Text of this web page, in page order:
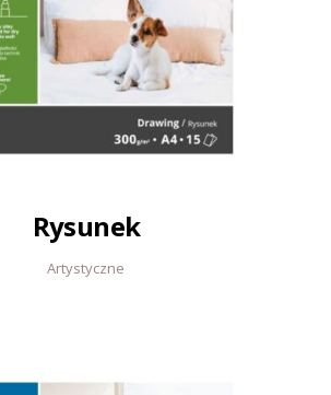
Rysunek
Artystyczne